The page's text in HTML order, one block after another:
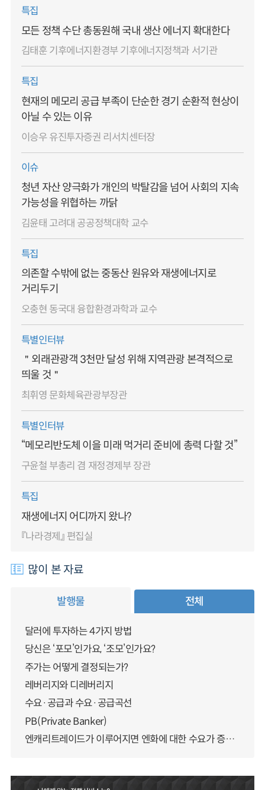
특집
모든 정책 수단 총동원해 국내 생산 에너지 확대한다
김태훈 기후에너지환경부 기후에너지정책과 서기관
특집
현재의 메모리 공급 부족이 단순한 경기 순환적 현상이
아닐 수 있는 이유
이승우 유진투자증권 리서치센터장
이슈
청년 자산 양극화가 개인의 박탈감을 넘어 사회의 지속
가능성을 위협하는 까닭
김윤태 고려대 공공정책대학 교수
특집
의존할 수밖에 없는 중동산 원유와 재생에너지로
거리두기
오충현 동국대 융합환경과학과 교수
특별인터뷰
＂외래관광객 3천만 달성 위해 지역관광 본격적으로
띄울 것＂
최휘영 문화체육관광부장관
특별인터뷰
“메모리반도체 이을 미래 먹거리 준비에 총력 다할 것”
구윤철 부총리 겸 재정경제부 장관
특집
재생에너지 어디까지 왔나?
『나라경제』 편집실
많이 본 자료
발행물 전체
달러에 투자하는 4가지 방법
당신은 ‘포모’인가요, ‘조모’인가요?
주가는 어떻게 결정되는가?
레버리지와 디레버리지
수요·공급과 수요·공급곡선
PB(Private Banker)
엔캐리트레이드가 이루어지면 엔화에 대한 수요가 증가하지 않나요?